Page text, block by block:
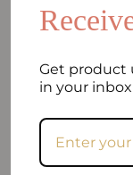
Vreugde
en op deze
behouden
Get product
in your